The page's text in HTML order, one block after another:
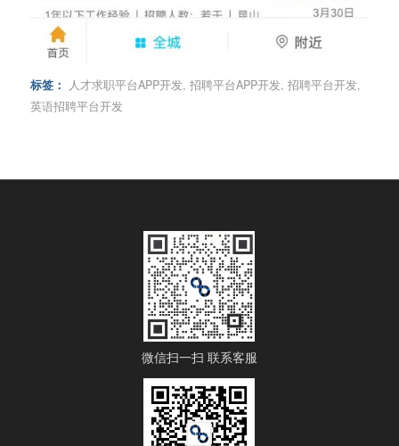
标签： 人才求职平台APP开发, 招聘平台APP开发, 招聘平台开发,
英语招聘平台开发
微信扫一扫 联系客服